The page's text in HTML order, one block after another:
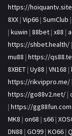
https://
8XX | Vip66 | SumClub |
| kuwin | 88bet | x88 |
https://shbet.health/ |
mu88 | https://
8XBET | Uy88 | VN168 |
https://rikvippro.me/
https://go88v2.net/ |
| https://gg88fun.com
MK8 | on68 | s66 |
DN88 | GO99 | KO66 |